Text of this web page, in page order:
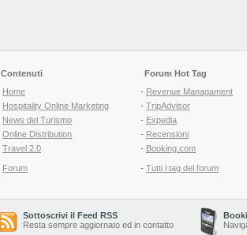
Contenuti
Home
Hospitality Online Marketing
News del Turismo
Online Distribution
Travel 2.0
Forum
Forum Hot Tag
- Revenue Managament
- TripAdvisor
- Expedia
- Recensioni
- Booking.com
- Tutti i tag del forum
Sottoscrivi il Feed RSS
Resta sempre aggiornato ed in contatto